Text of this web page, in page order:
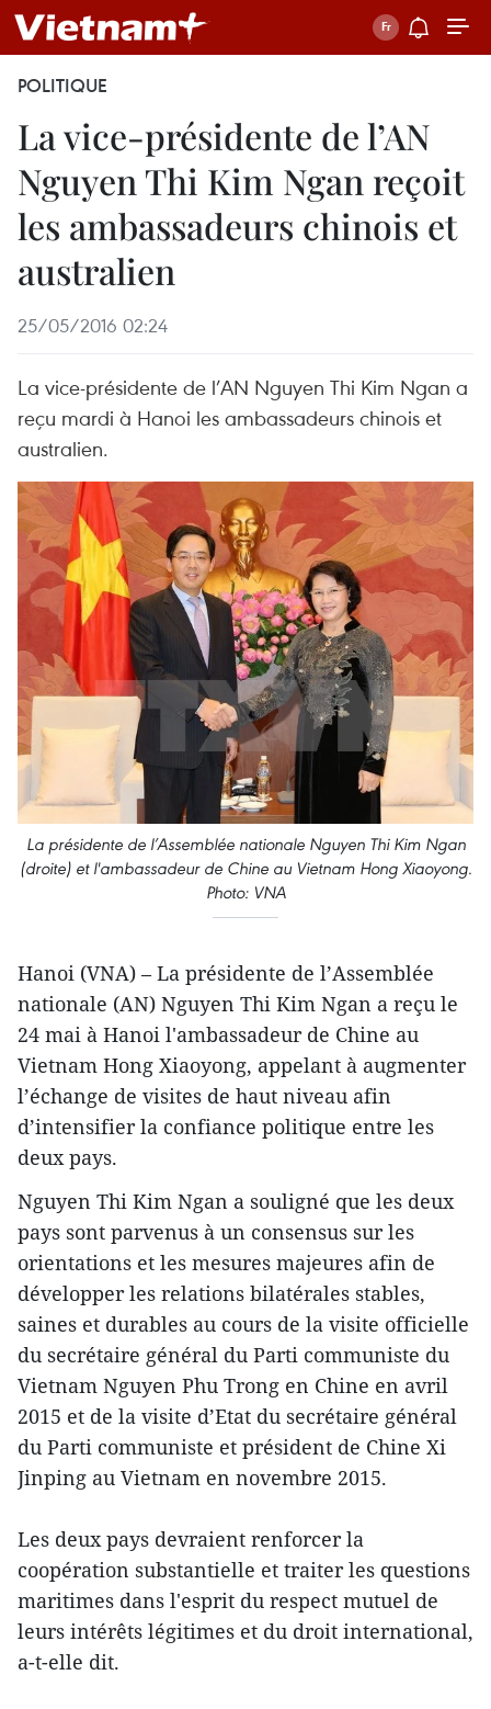
POLITIQUE
La vice-présidente de l’AN
Nguyen Thi Kim Ngan reçoit
les ambassadeurs chinois et
australien
25/05/2016 02:24
La vice-présidente de l’AN Nguyen Thi Kim Ngan a
reçu mardi à Hanoi les ambassadeurs chinois et
australien.
La présidente de l’Assemblée nationale Nguyen Thi Kim Ngan
(droite) et l'ambassadeur de Chine au Vietnam Hong Xiaoyong.
Photo: VNA
Hanoi (VNA) – La présidente de l’Assemblée
nationale (AN) Nguyen Thi Kim Ngan a reçu le
24 mai à Hanoi l'ambassadeur de Chine au
Vietnam Hong Xiaoyong, appelant à augmenter
l’échange de visites de haut niveau afin
d’intensifier la confiance politique entre les
deux pays.
Nguyen Thi Kim Ngan a souligné que les deux
pays sont parvenus à un consensus sur les
orientations et les mesures majeures afin de
développer les relations bilatérales stables,
saines et durables au cours de la visite officielle
du secrétaire général du Parti communiste du
Vietnam Nguyen Phu Trong en Chine en avril
2015 et de la visite d’Etat du secrétaire général
du Parti communiste et président de Chine Xi
Jinping au Vietnam en novembre 2015.
Les deux pays devraient renforcer la
coopération substantielle et traiter les questions
maritimes dans l'esprit du respect mutuel de
leurs intérêts légitimes et du droit international,
a-t-elle dit.